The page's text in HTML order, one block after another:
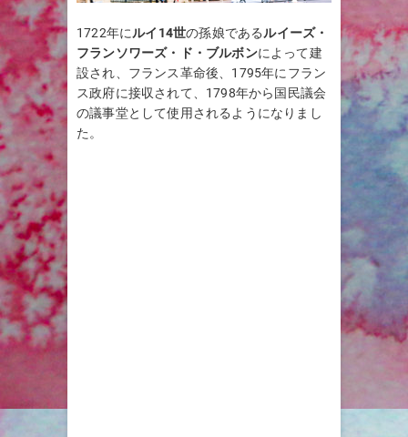
1722年にルイ14世の孫娘であるルイーズ・
フランソワーズ・ド・ブルボンによって建
設され、フランス革命後、1795年にフラン
ス政府に接収されて、1798年から国民議会
の議事堂として使用されるようになりまし
た。